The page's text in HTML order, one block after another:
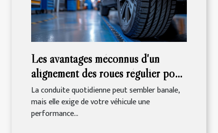
Les avantages méconnus d'un
alignement des roues régulier pour
la santé de votre véhicule
La conduite quotidienne peut sembler banale,
mais elle exige de votre véhicule une
performance...